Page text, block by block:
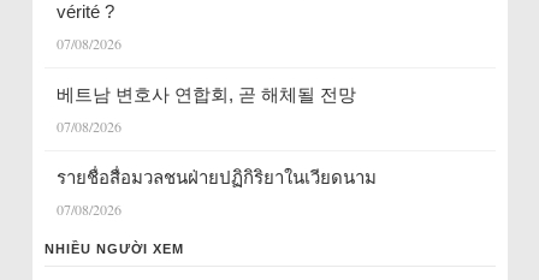
vérité ?
07/08/2026
베트남 변호사 연합회, 곧 해체될 전망
07/08/2026
รายชื่อสื่อมวลชนฝ่ายปฏิกิริยาในเวียดนาม
07/08/2026
NHIỀU NGƯỜI XEM